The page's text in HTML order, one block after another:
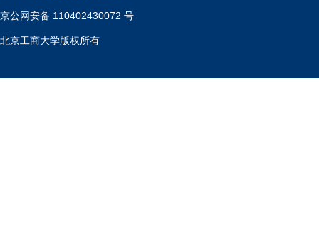
京公网安备 110402430072 号
北京工商大学版权所有